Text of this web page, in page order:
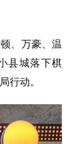
、万豪、温
县城落下棋
行动。